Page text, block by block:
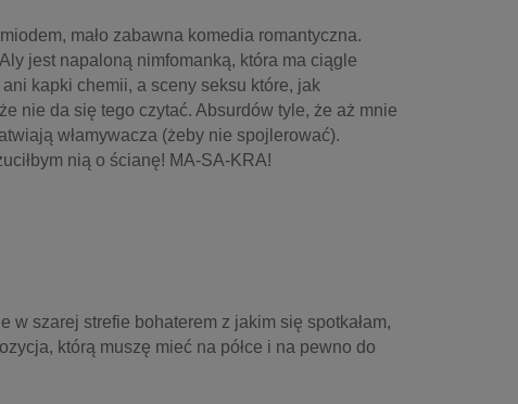
mało zabawna komedia romantyczna.
jest napaloną nimfomanką, która ma ciągle
kapki chemii, a sceny seksu które, jak
nie da się tego czytać. Absurdów tyle, że aż mnie
włamywacza (żeby nie spojlerować).
nią o ścianę! MA-SA-KRA!
szarej strefie bohaterem z jakim się spotkałam,
którą muszę mieć na półce i na pewno do